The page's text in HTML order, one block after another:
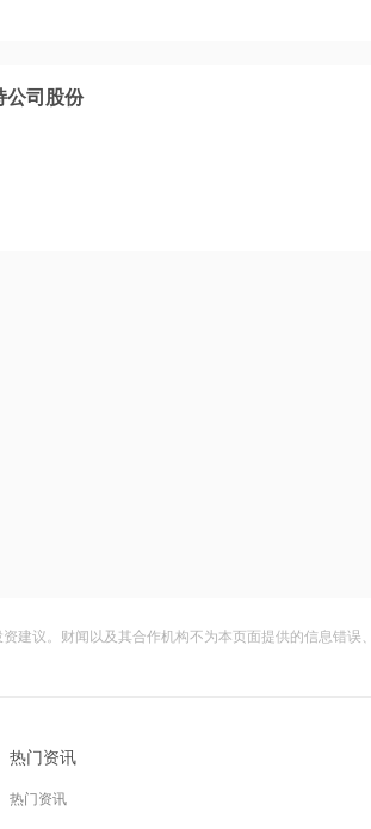
公司股份
建议。财闻以及其合作机构不为本页面提供的信息错
热门资讯
热门资讯